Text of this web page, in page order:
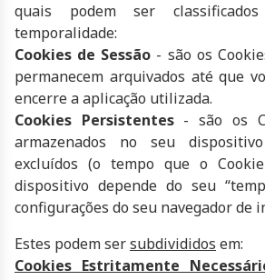
quais podem ser
temporalidade:
Cookies de Sessão - são os
permanecem arquivados até que
encerre a aplicação utilizada.
Cookies Persistentes- são os
armazenados no seu
excluídos (o tempo que o
dispositivo depende do seu
configurações do seu navegador de
Estes podem sersubdivididos em:
Cookies Estritamente